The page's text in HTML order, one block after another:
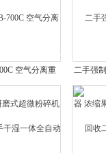
空气分离重
式超微粉碎机
二手强
浓缩果